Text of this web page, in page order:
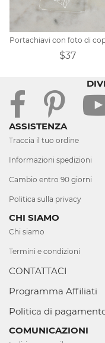
$37
ASSISTENZA
Traccia il tuo ordine
Informazioni spedizioni
Cambio entro 90 giorni
Politica sulla privacy
CHI SIAMO
Chi siamo
Termini e condizioni
CONTATTACI
Programma Affiliati
Politica di
COMUNICAZIONI